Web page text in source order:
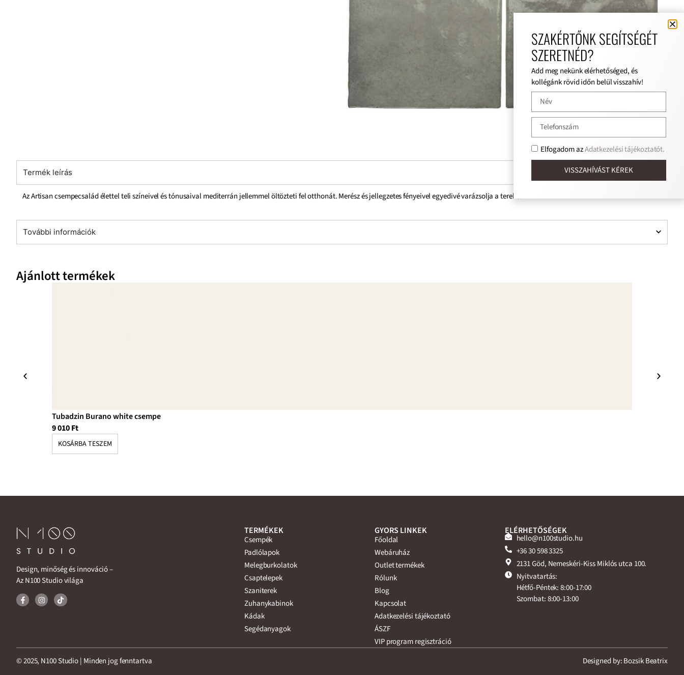
Termék leírás
Az Artisan csempecsalád élettel teli színeivel és tónusaival mediterrán jellemmel öltözteti fel otthonát. Merész és jellegzetes fényeivel egyedivé varázsolja a tereket.
További információk
Ajánlott termékek
Tubadzin Burano white csempe
9 010Ft
KOSÁRBA TESZEM
Design, minőség és innováció –
Az N100 Studio világa
TERMÉKEK
Csempék
Padlólapok
Melegburkolatok
Csaptelepek
Szaniterek
Zuhanykabinok
Kádak
Segédanyagok
GYORS LINKEK
Főoldal
Webáruház
Outlet termékek
Rólunk
Blog
Kapcsolat
Adatkezelési tájékoztató
ÁSZF
VIP program regisztráció
ELÉRHETŐSÉGEK
hello@n100studio.hu
+36 30 598 3325
2131 Göd, Nemeskéri-Kiss Miklós utca 100.
Nyitvatartás:
Hétfő-Péntek: 8:00-17:00
Szombat: 8:00-13:00
© 2025, N100 Studio | Minden jog fenntartva Designed by: Bozsik Beatrix
SZAKÉRTŐNK SEGÍTSÉGÉT
SZERETNÉD?
Add meg nekünk elérhetőséged, és
kollégánk rövid időn belül visszahív!
Elfogadom azAdatkezelési tájékoztatót.
VISSZAHÍVÁST KÉREK